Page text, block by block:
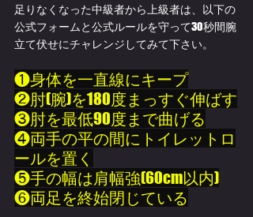
足りなくなった中級者から上級者は、以下の
公式フォームと公式ルールを守って30秒間腕
立て伏せにチャレンジしてみて下さい。
❶身体を一直線にキープ
❷肘(腕)を180度まっすぐ伸ばす
❸肘を最低90度まで曲げる
❹両手の平の間にトイレットロ
ールを置く
❺手の幅は肩幅強(60cm以内)
❻両足を終始閉じている